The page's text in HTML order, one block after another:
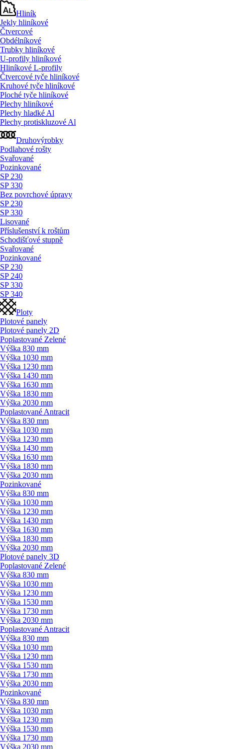
Hliník
Jekly hliníkové
Čtvercové
Obdélníkové
Trubky hliníkové
U-profily hliníkové
Hliníkové L-profily
Čtvercové tyče hliníkové
Kruhové tyče hliníkové
Ploché tyče hliníkové
Plechy hliníkové
Plechy hladké Al
Plechy protiskluzové Al
Druhovýrobky
Podlahové rošty
Svařované
Pozinkované
SP 230
SP 330
Bez povrchové úpravy
SP 230
SP 330
Lisované
Příslušenství k roštům
Schodišťové stupně
Svařované
Pozinkované
SP 230
SP 240
SP 330
SP 340
Ploty
Plotové panely
Plotové panely 2D
Poplastované Zelené
Výška 830 mm
Výška 1030 mm
Výška 1230 mm
Výška 1430 mm
Výška 1630 mm
Výška 1830 mm
Výška 2030 mm
Poplastované Antracit
Výška 830 mm
Výška 1030 mm
Výška 1230 mm
Výška 1430 mm
Výška 1630 mm
Výška 1830 mm
Výška 2030 mm
Pozinkované
Výška 830 mm
Výška 1030 mm
Výška 1230 mm
Výška 1430 mm
Výška 1630 mm
Výška 1830 mm
Výška 2030 mm
Plotové panely 3D
Poplastované Zelené
Výška 830 mm
Výška 1030 mm
Výška 1230 mm
Výška 1530 mm
Výška 1730 mm
Výška 2030 mm
Poplastované Antracit
Výška 830 mm
Výška 1030 mm
Výška 1230 mm
Výška 1530 mm
Výška 1730 mm
Výška 2030 mm
Pozinkované
Výška 830 mm
Výška 1030 mm
Výška 1230 mm
Výška 1530 mm
Výška 1730 mm
Výška 2030 mm